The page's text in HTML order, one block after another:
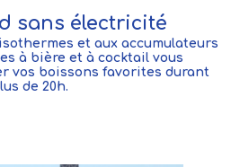
sans électricité
et aux accumulateurs
à bière et à cocktail vous
vos boissons favorites durant
de 20h.